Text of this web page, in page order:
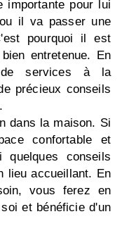
importante pour lui
il va passer une
pourquoi il est
entretenue. En
de services à la
précieux conseils
dans la maison. Si
confortable et
conseils
lieu accueillant. En
vous ferez en
et bénéficie d'un